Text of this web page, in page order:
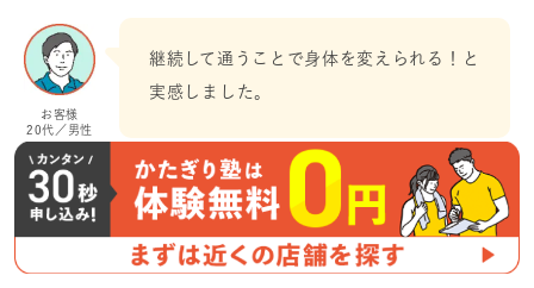
お客様
20代／男性
継続して通うことで身体を変えられる！と
実感しました。
くわしく見る